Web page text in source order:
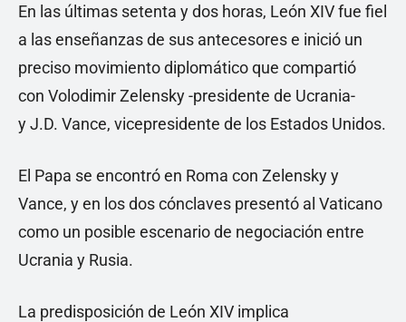
En las últimas setenta y dos horas, León XIV fue fiel
a las enseñanzas de sus antecesores e inició un
preciso movimiento diplomático que compartió
con Volodimir Zelensky -presidente de Ucrania-
y J.D. Vance, vicepresidente de los Estados Unidos.
El Papa se encontró en Roma con Zelensky y
Vance, y en los dos cónclaves presentó al Vaticano
como un posible escenario de negociación entre
Ucrania y Rusia.
La predisposición de León XIV implica